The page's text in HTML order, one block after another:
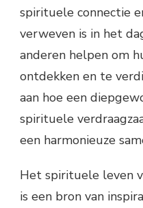
spirituele connectie
verweven is in het
anderen helpen om
ontdekken en te
aan hoe een
spirituele
een harmonieuze
Het spirituele leven
is een bron van